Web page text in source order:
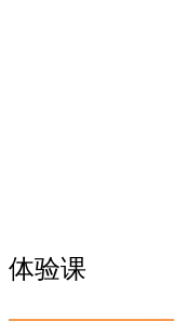
体验课